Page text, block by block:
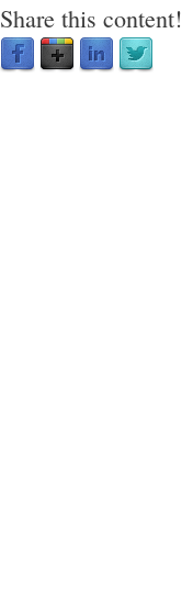
Share this content!